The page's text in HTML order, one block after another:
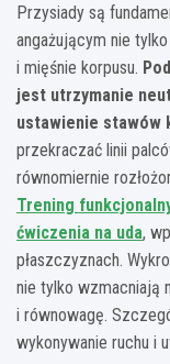
Przysiady są
angażującym nie
i mięśnie korpusu.
jest utrzymanie
ustawienie stawów
przekraczać linii
równomiernie
Trening
ćwiczenia na uda,
płaszczyznach.
nie tylko wzmacniają
i równowagę.
wykonywanie ruchu i